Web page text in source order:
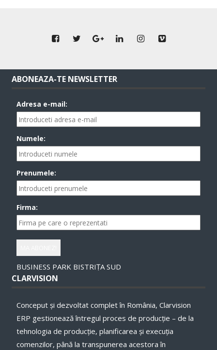
ABONEAZA-TE NEWSLETTER
Adresa e-mail:
Numele:
Prenumele:
Firma:
BUSINESS PARK BISTRIȚA SUD
CLARVISION
Conceput și dezvoltat complet în România, Clarvision
ERP gestionează întregul proces de producție – de la
tehnologia de producție, planificarea și execuţia
comenzilor, până la transpunerea acestora în